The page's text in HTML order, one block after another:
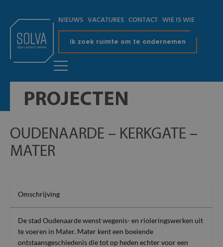
NIEUWS VACATURES CONTACT WIE IS WIE
Ik zoek ruimte om te ondernemen
PROJECTEN
OUDENAARDE – KERKGATE –
MATER
Omschrijving
De stad Oudenaarde wenst wegenis- en rioleringswerken uit
te voeren in Mater. Mater kent een boeiende
ontstaansgeschiedenis die tot op heden echter voor een